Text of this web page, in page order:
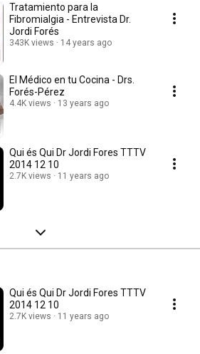
Tratamiento para la
Fibromialgia - Entrevista Dr.
Jordi Forés
343K views 14 years ago
El Médico en tu Cocina - Drs.
Forés-Pérez
4.4K views 13 years ago
Qui és Qui Dr Jordi Fores TTTV
2014 12 10
2.7K views 11 years ago
Qui és Qui Dr Jordi Fores TTTV
2014 12 10
2.7K views 11 years ago